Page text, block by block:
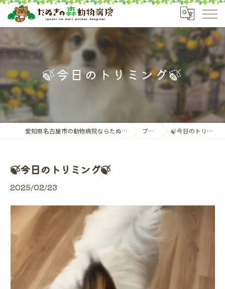
🍃今日のトリミング🍃
愛知県名古屋市の動物病院ならたぬきの森動物病院 ブログ 🍃今日のトリミング🍃
🍃今日のトリミング🍃
2025/02/23